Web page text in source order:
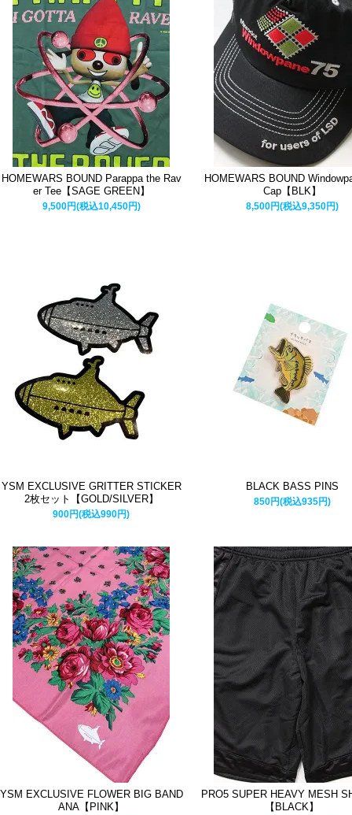
HOMEWARS BOUND Parappa the Rav
er Tee【SAGE GREEN】
9,500円(税込10,450円)
HOMEWARS BOUND
Cap【BLK】
8,500円(税込9,350円)
YSM EXCLUSIVE GRITTER STICKER
2枚セット【GOLD/SILVER】
900円(税込990円)
BLACK BASS PINS
850円(税込935円)
YSM EXCLUSIVE FLOWER BIG BAND
ANA【PINK】
PRO5 SUPER HEAVY MESH
【BLACK】